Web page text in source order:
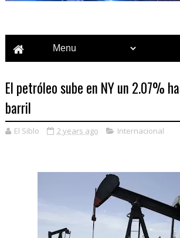
El petróleo sube en NY un 2.07%
barril
El Siblo 2 years ago Internacional